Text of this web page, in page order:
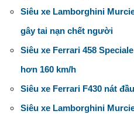
Siêu xe Lamborghini
gây tai nạn chết người
Siêu xe Ferrari 458
hơn 160 km/h
Siêu xe Ferrari F430 nát
Siêu xe Lamborghini